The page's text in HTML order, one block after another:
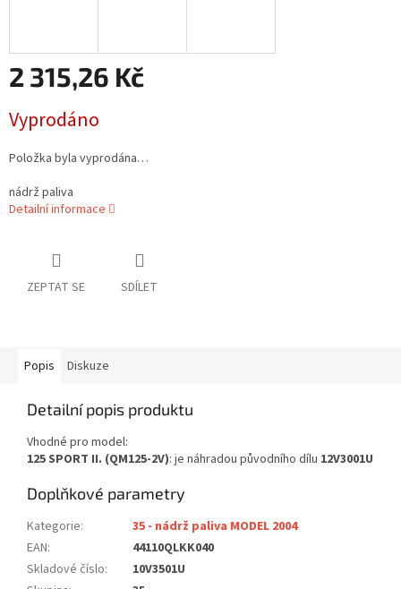
2 315,26 Kč
cena:
Vyprodáno
Položka byla vyprodána…
nádrž paliva
Detailní informace
ZEPTAT SE SDÍLET
Popis Diskuze
Detailní popis produktu
Vhodné pro model:
125 SPORT II. (QM125-2V): je náhradou původního dílu 12V3001U
Doplňkové parametry
Kategorie:
35 - nádrž paliva MODEL 2004
EAN:
44110QLKK040
Skladové číslo:
10V3501U